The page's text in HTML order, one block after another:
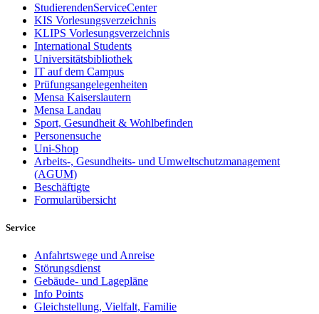
StudierendenServiceCenter
KIS Vorlesungsverzeichnis
KLIPS Vorlesungsverzeichnis
International Students
Universitätsbibliothek
IT auf dem Campus
Prüfungsangelegenheiten
Mensa Kaiserslautern
Mensa Landau
Sport, Gesundheit & Wohlbefinden
Personensuche
Uni-Shop
Arbeits-, Gesundheits- und Umweltschutzmanagement
(AGUM)
Beschäftigte
Formularübersicht
Service
Anfahrtswege und Anreise
Störungsdienst
Gebäude- und Lagepläne
Info Points
Gleichstellung, Vielfalt, Familie